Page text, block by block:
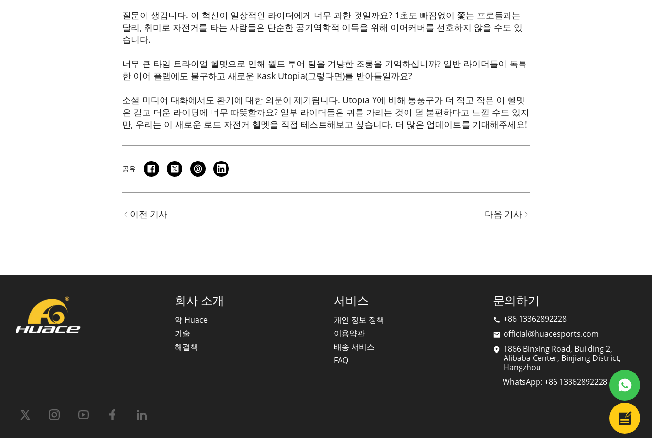
질문이 생깁니다. 이 혁신이 일상적인 라이더에게 너무 과한 것일까요? 1초도 빠짐없이 쫓는 프로들과는
달리, 취미로 자전거를 타는 사람들은 단순한 공기역학적 이득을 위해 이어커버를 선호하지 않을 수도 있
습니다.
너무 큰 타임 트라이얼 헬멧으로 인해 월드 투어 팀을 겨냥한 조롱을 기억하십니까? 일반 라이더들이 독특
한 이어 플랩에도 불구하고 새로운 Kask Utopia(그렇다면)를 받아들일까요?
소셜 미디어 대화에서도 환기에 대한 의문이 제기됩니다. Utopia Y에 비해 통풍구가 더 적고 작은 이 헬멧
은 길고 더운 라이딩에 너무 따뜻할까요? 일부 라이더들은 귀를 가리는 것이 덜 불편하다고 느낄 수도 있지
만, 우리는 이 새로운 로드 자전거 헬멧을 직접 테스트해보고 싶습니다. 더 많은 업데이트를 기대해주세요!
공유
이전 기사 다음 기사
회사 소개
약 Huace
기술
해결책
서비스
개인 정보 정책
이용약관
배송 서비스
FAQ
문의하기
+86 13362892228
official@huacesports.com
1866 Binxing Road, Building 2,
Alibaba Center, Binjiang District,
Hangzhou
WhatsApp: +86 13362892228